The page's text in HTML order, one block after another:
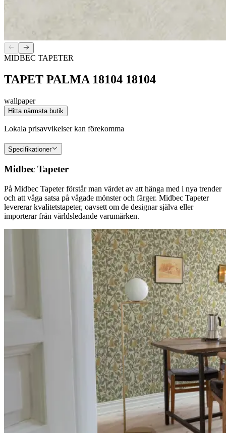
MIDBEC TAPETER
TAPET PALMA 18104 18104
wallpaper
Hitta närmsta butik
Lokala prisavvikelser kan förekomma
Specifikationer
Midbec Tapeter
På Midbec Tapeter förstår man värdet av att hänga med i nya trender
och att våga satsa på vågade mönster och färger. Midbec Tapeter
levererar kvalitetstapeter, oavsett om de designar själva eller
importerar från världsledande varumärken.